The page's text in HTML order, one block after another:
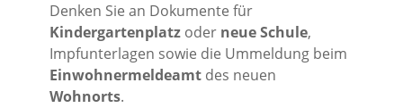
Denken Sie an Dokumente für
Kindergartenplatzoder neue Schule,
Impfunterlagen sowie die Ummeldung beim
Einwohnermeldeamtdes neuen
Wohnorts.